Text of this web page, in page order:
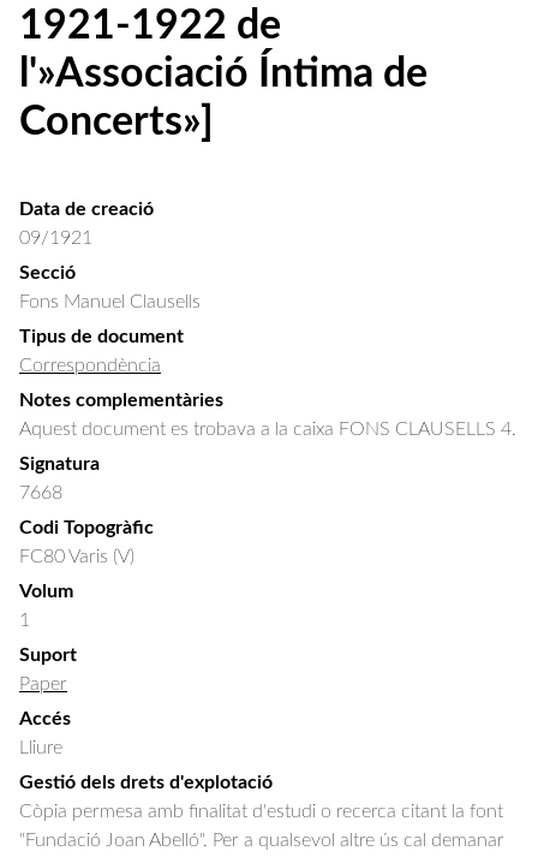
1921-1922 de
l'»Associació Íntima de
Concerts»]
Data de creació
09/1921
Secció
Fons Manuel Clausells
Tipus de document
Correspondència
Notes complementàries
Aquest document es trobava a la caixa FONS CLAUSELLS 4.
Signatura
7668
Codi Topogràfic
FC80 Varis (V)
Volum
1
Suport
Paper
Accés
Lliure
Gestió dels drets d'explotació
Còpia permesa amb finalitat d'estudi o recerca citant la font
"Fundació Joan Abelló". Per a qualsevol altre ús cal demanar